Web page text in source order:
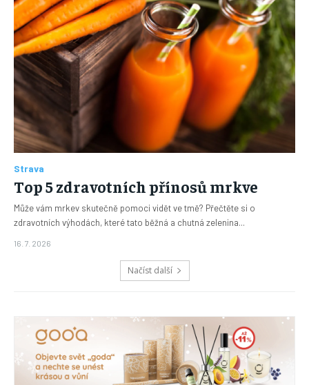
Strava
Top 5 zdravotních přínosů mrkve
Může vám mrkev skutečně pomoci vidět ve tmě? Přečtěte si o
zdravotních výhodách, které tato běžná a chutná zelenina...
16. 7. 2026
Načíst další